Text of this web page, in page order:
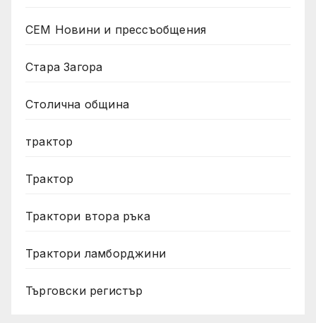
СЕМ Новини и прессъобщения
Стара Загора
Столична община
трактор
Трактор
Трактори втора ръка
Трактори ламборджини
Търговски регистър